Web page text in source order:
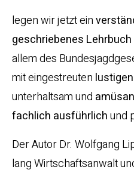
legen wir jetzt ein
geschriebenes Lehrbuch
allem des
mit eingestreuten lustigen
unterhaltsam und
fachlich ausführlichund
Der Autor Dr. Wolfgang
lang Wirtschaftsanwalt